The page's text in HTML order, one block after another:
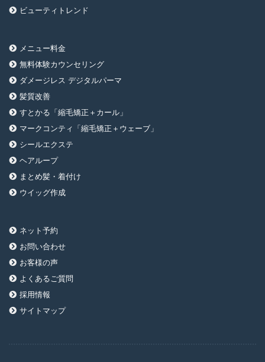
ビューティトレンド
メニュー料金
無料体験カウンセリング
ダメージレス デジタルパーマ
髪質改善
すとかる「縮毛矯正＋カール」
マークコンティ「縮毛矯正＋ウェーブ」
シールエクステ
ヘアループ
まとめ髪・着付け
ウイッグ作成
ネット予約
お問い合わせ
お客様の声
よくあるご質問
採用情報
サイトマップ